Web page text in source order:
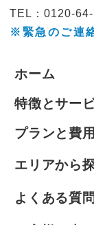
TEL：0120-
※緊急のご連
ホーム
特徴とサー
プランと費用
エリアから
よくある質問